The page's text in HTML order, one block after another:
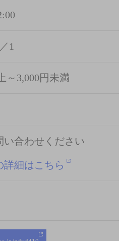
1
～3,000円未満
い合わせください
詳細はこちら